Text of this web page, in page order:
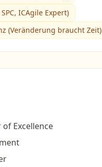
ICAgile Expert)
(Veränderung braucht Zeit)
Excellence